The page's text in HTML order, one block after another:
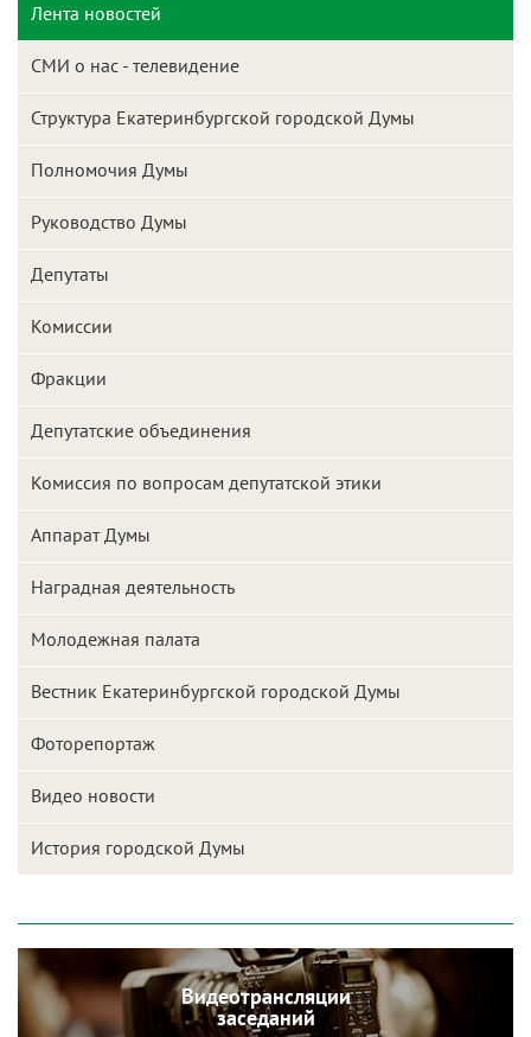
Лента новостей
СМИ о нас - телевидение
Структура Екатеринбургской городской Думы
Полномочия Думы
Руководство Думы
Депутаты
Комиссии
Фракции
Депутатские объединения
Комиссия по вопросам депутатской этики
Аппарат Думы
Наградная деятельность
Молодежная палата
Вестник Екатеринбургской городской Думы
Фоторепортаж
Видео новости
История городской Думы
Видеотрансляции
заседаний